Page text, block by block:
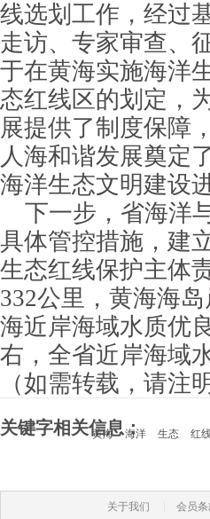
线选划工作，经过
走访、专家审查、
于在黄海实施海洋
态红线区的划定，
展提供了制度保障
人海和谐发展奠定
海洋生态文明建设
下一步，省海洋
具体管控措施，建
生态红线保护主体
332公里，黄海海
海近岸海域水质优
右，全省近岸海域
（如需转载，请注
关键字相关信息：
黄海 海洋 生态 红
关于我们 会员条